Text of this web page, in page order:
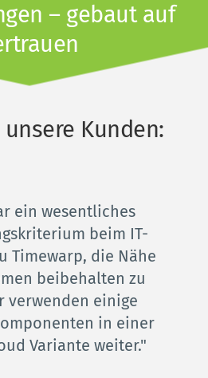
– gebaut auf
unsere Kunden:
ein wesentliches
beim IT-
Timewarp, die Nähe
beibehalten zu
verwenden einige
in einer
Variante weiter."